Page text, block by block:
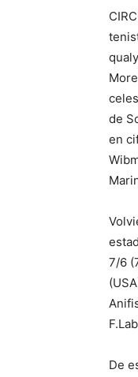
de
en
7/6
De